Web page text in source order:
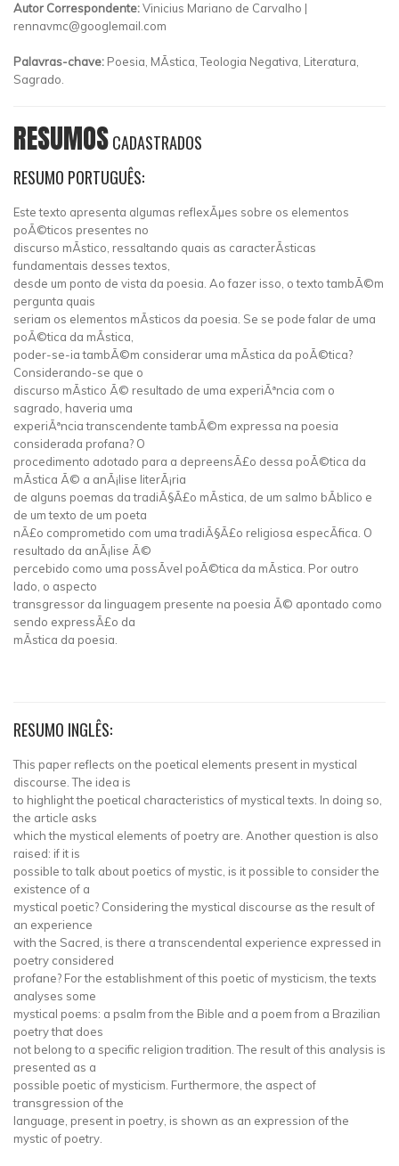
Autor Correspondente:Vinicius Mariano de Carvalho |
rennavmc@googlemail.com
Palavras-chave: Poesia, MÃ­stica, Teologia Negativa, Literatura,
Sagrado.
RESUMOSCADASTRADOS
RESUMO PORTUGUÊS:
Este texto apresenta algumas reflexÃµes sobre os elementos
poÃ©ticos presentes no
discurso mÃ­stico, ressaltando quais as caracterÃ­sticas
fundamentais desses textos,
desde um ponto de vista da poesia. Ao fazer isso, o texto tambÃ©m
pergunta quais
seriam os elementos mÃ­sticos da poesia. Se se pode falar de uma
poÃ©tica da mÃ­stica,
poder-se-ia tambÃ©m considerar uma mÃ­stica da poÃ©tica?
Considerando-se que o
discurso mÃ­stico Ã© resultado de uma experiÃªncia com o
sagrado, haveria uma
experiÃªncia transcendente tambÃ©m expressa na poesia
considerada profana? O
procedimento adotado para a depreensÃ£o dessa poÃ©tica da
mÃ­stica Ã© a anÃ¡lise literÃ¡ria
de alguns poemas da tradiÃ§Ã£o mÃ­stica, de um salmo bÃ­blico e
de um texto de um poeta
nÃ£o comprometido com uma tradiÃ§Ã£o religiosa especÃ­fica. O
resultado da anÃ¡lise Ã©
percebido como uma possÃ­vel poÃ©tica da mÃ­stica. Por outro
lado, o aspecto
transgressor da linguagem presente na poesia Ã© apontado como
sendo expressÃ£o da
mÃ­stica da poesia.
RESUMO INGLÊS:
This paper reflects on the poetical elements present in mystical
discourse. The idea is
to highlight the poetical characteristics of mystical texts. In doing so,
the article asks
which the mystical elements of poetry are. Another question is also
raised: if it is
possible to talk about poetics of mystic, is it possible to consider the
existence of a
mystical poetic? Considering the mystical discourse as the result of
an experience
with the Sacred, is there a transcendental experience expressed in
poetry considered
profane? For the establishment of this poetic of mysticism, the texts
analyses some
mystical poems: a psalm from the Bible and a poem from a Brazilian
poetry that does
not belong to a specific religion tradition. The result of this analysis is
presented as a
possible poetic of mysticism. Furthermore, the aspect of
transgression of the
language, present in poetry, is shown as an expression of the
mystic of poetry.